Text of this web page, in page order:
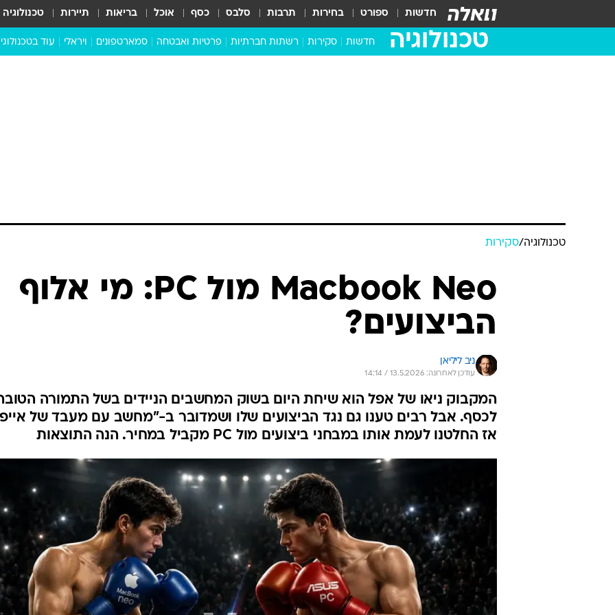
חדשות ספורט בחירות תרבות סלבס כסף אוכל בריאות תיירות טכנולוגיה
טכנולוגיה חדשות סקירות רשתות חברתיות פרטיות ואבטחה סמארטפונים ויראלי עוד
טכנולוגיה/סקירות
Macbook Neo מול PC: מי אלוף
הביצועים?
ניב ליליאן
עודכן לאחרונה: 13.5.2026 / 14:14
המקבוק ניאו של אפל הוא שיחת היום בשוק המחשבים הניידים בשל התמורה
לכסף. אבל רבים טענו גם נגד הביצועים שלו ושמדובר ב-"מחשב עם מעבד של
אז החלטנו לעמת אותו במבחני ביצועים מול PC מקביל במחיר. הנה התוצאות